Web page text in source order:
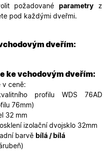
požadovanéparametry z
pod každými dveřmi.
dveřím:
ke vchodovým dveřím:
v ceně:
profilu WDS 76AD
76mm)
32 mm
izolační dvojsklo 32mm
barvě bílá / bílá